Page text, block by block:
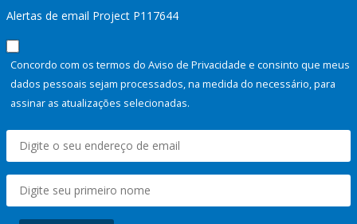
Alertas de email Project P117644
Concordo com os termos do Aviso de Privacidade e consinto que meus
dados pessoais sejam processados, na medida do necessário, para
assinar as atualizações selecionadas.